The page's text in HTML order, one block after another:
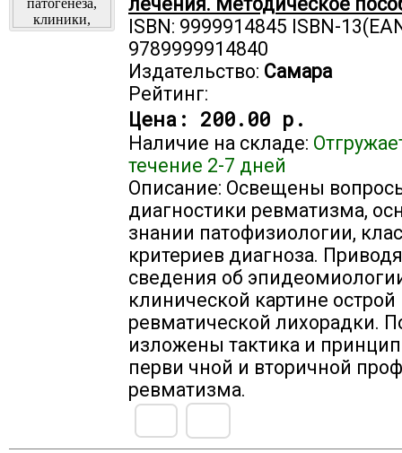
ISBN: 9999914845 ISBN-
9789999914840
Издательство: Самара
Рейтинг:
Цена: 200.00 р.
Наличие на складе:
течение 2-7 дней
Описание: Освещены
диагностики ревматизма,
знании патофизиологии,
критериев диагноза.
сведения об
клинической картине острой
ревматической лихорадки.
изложены тактика и
перви чной и вторичной
ревматизма.